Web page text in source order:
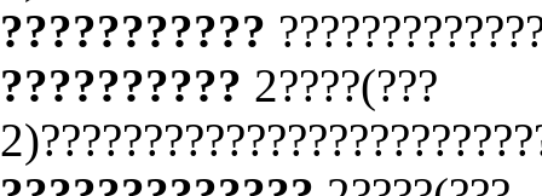
???????????
?????????? 2????(???